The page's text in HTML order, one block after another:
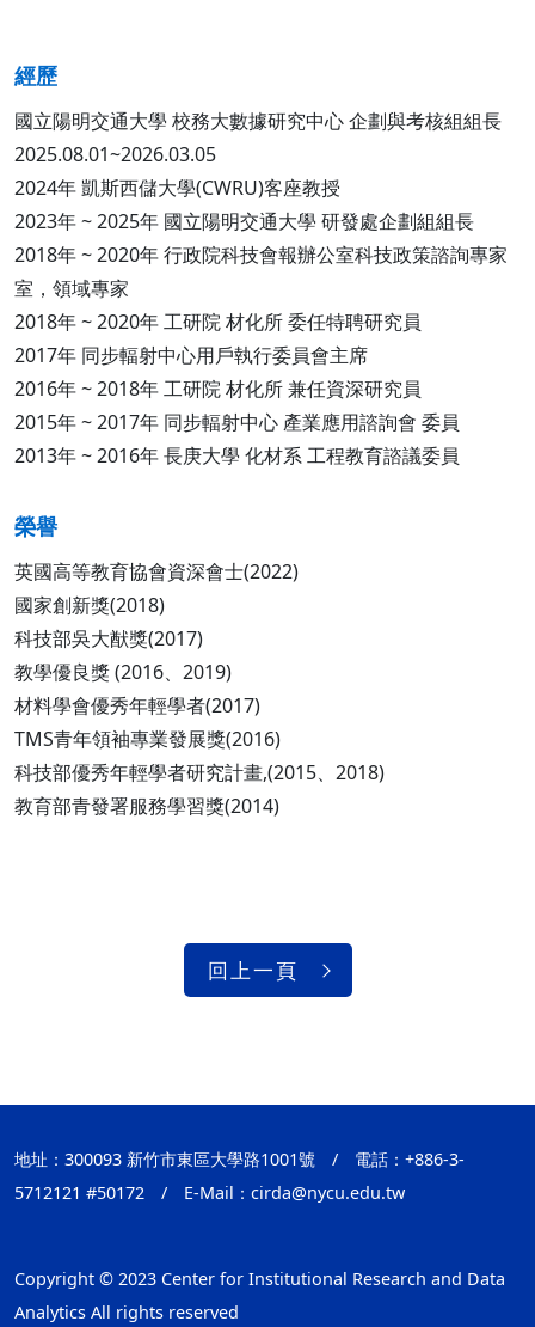
經歷
國立陽明交通大學 校務大數據研究中心 企劃與考核組組長
2025.08.01~2026.03.05
2024年 凱斯西儲大學(CWRU)客座教授
2023年 ~ 2025年 國立陽明交通大學 研發處企劃組組長
2018年 ~ 2020年 行政院科技會報辦公室科技政策諮詢專家
室，領域專家
2018年 ~ 2020年 工研院 材化所 委任特聘研究員
2017年 同步輻射中心用戶執行委員會主席
2016年 ~ 2018年 工研院 材化所 兼任資深研究員
2015年 ~ 2017年 同步輻射中心 產業應用諮詢會 委員
2013年 ~ 2016年 長庚大學 化材系 工程教育諮議委員
榮譽
英國高等教育協會資深會士(2022)
國家創新獎(2018)
科技部吳大猷獎(2017)
教學優良獎 (2016、2019)
材料學會優秀年輕學者(2017)
TMS青年領袖專業發展獎(2016)
科技部優秀年輕學者研究計畫,(2015、2018)
教育部青發署服務學習獎(2014)
回上一頁
地址：300093 新竹市東區大學路1001號 /
電話：+886-3-
5712121 #50172
/ E-Mail： cirda@nycu.edu.tw
Copyright © 2023 Center for Institutional Research and Data
Analytics All rights reserved